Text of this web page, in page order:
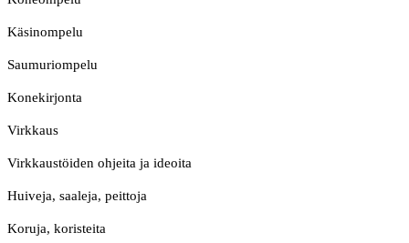
Käsinompelu
Saumuriompelu
Konekirjonta
Virkkaus
Virkkaustöiden ohjeita ja ideoita
Huiveja, saaleja, peittoja
Koruja, koristeita